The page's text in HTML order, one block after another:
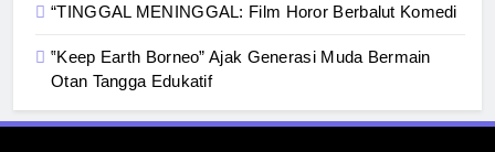
“TINGGAL MENINGGAL: Film Horor Berbalut Komedi
‟Keep Earth Borneo” Ajak Generasi Muda Bermain
Otan Tangga Edukatif